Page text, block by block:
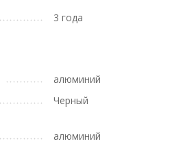
3 года
алюминий
Черный
алюминий